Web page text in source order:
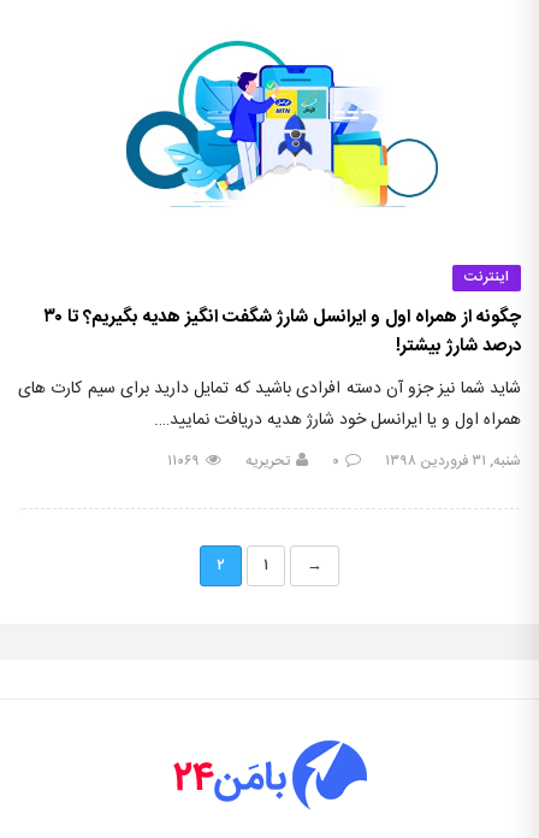
اینترنت
چگونه از همراه اول و ایرانسل شارژ شگفت انگیز هدیه بگیریم؟ تا ۳۰
درصد شارژ بیشتر!
شاید شما نیز جزو آن دسته افرادی باشید که تمایل دارید برای سیم کارت های
همراه اول و یا ایرانسل خود شارژ هدیه دریافت نمایید….
شنبه, ۳۱ فروردین ۱۳۹۸ ۰ تحریریه ۱۱۰۶۹
→ ۱ ۲